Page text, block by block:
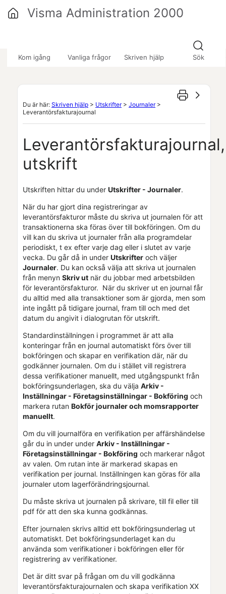
Kom igång Vanliga frågor Skriven hjälp Sök
Visma Administration 2000
Du är här: Skriven hjälp > Utskrifter> Journaler>
Leverantörsfakturajournal
Leverantörsfakturajournal,
utskrift
Utskriften hittar du under Utskrifter - Journaler.
När du har gjort dina registreringar av
leverantörsfakturor måste du skriva ut journalen för att
transaktionerna ska föras över till bokföringen. Om du
vill kan du skriva ut journaler från alla programdelar
periodiskt, t ex efter varje dag eller i slutet av varje
vecka. Du går då in under Utskrifter och väljer
Journaler. Du kan också välja att skriva ut journalen
från menyn Skriv ut när du jobbar med arbetsbilden
för leverantörsfakturor. När du skriver ut en journal får
du alltid med alla transaktioner som är gjorda, men som
inte ingått på tidigare journal, fram till och med det
datum du angivit i dialogrutan för utskrift.
Standardinställningen i programmet är att alla
konteringar från en journal automatiskt förs över till
bokföringen och skapar en verifikation där, när du
godkänner journalen. Om du i stället vill registrera
dessa verifikationer manuellt, med utgångspunkt från
bokföringsunderlagen, ska du välja Arkiv -
Inställningar - Företagsinställningar - Bokföring och
markera rutan Bokför journaler och momsrapporter
manuellt.
Om du vill journalföra en verifikation per affärshändelse
går du in under under Arkiv - Inställningar -
Företagsinställningar - Bokföring och markerar något
av valen. Om rutan inte är markerad skapas en
verifikation per journal. Inställningen kan göras för alla
journaler utom lagerförändringsjournal.
Du måste skriva ut journalen på skrivare, till fil eller till
pdf för att den ska kunna godkännas.
Efter journalen skrivs alltid ett bokföringsunderlag ut
automatiskt. Det bokföringsunderlaget kan du
använda som verifikationer i bokföringen eller för
registrering av verifikationer.
Det är ditt svar på frågan om du vill godkänna
leverantörsfakturajournalen och skapa verifikation XX